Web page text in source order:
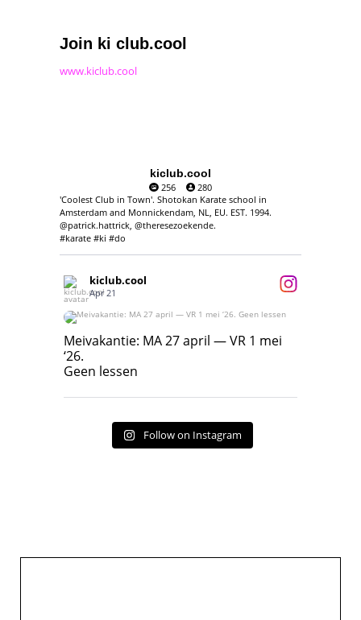
Join ki club.cool
www.kiclub.cool
kiclub.cool
256
280
'Coolest Club in Town'. Shotokan Karate school in
Amsterdam and Monnickendam, NL, EU. EST. 1994.
@patrick.hattrick, @theresezoekende.
#karate #ki #do
kiclub.cool
Apr 21
Meivakantie: MA 27 april — VR 1 mei ‘26.
Geen lessen
Meivakantie: MA 27 april — VR 1 mei
‘26.
Geen lessen
Follow on Instagram